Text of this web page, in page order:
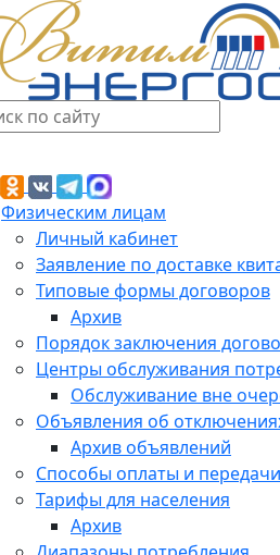
Физическим лицам
Личный кабинет
Заявление по доставке
Типовые формы договоров
Архив
Порядок заключения
Центры обслуживания
Обслуживание вне
Объявления об
Архив объявлений
Способы оплаты и
Тарифы для населения
Архив